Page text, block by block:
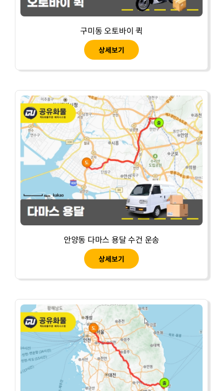
구미동 오토바이 퀵
상세보기
안양동 다마스 용달 수건 운송
상세보기